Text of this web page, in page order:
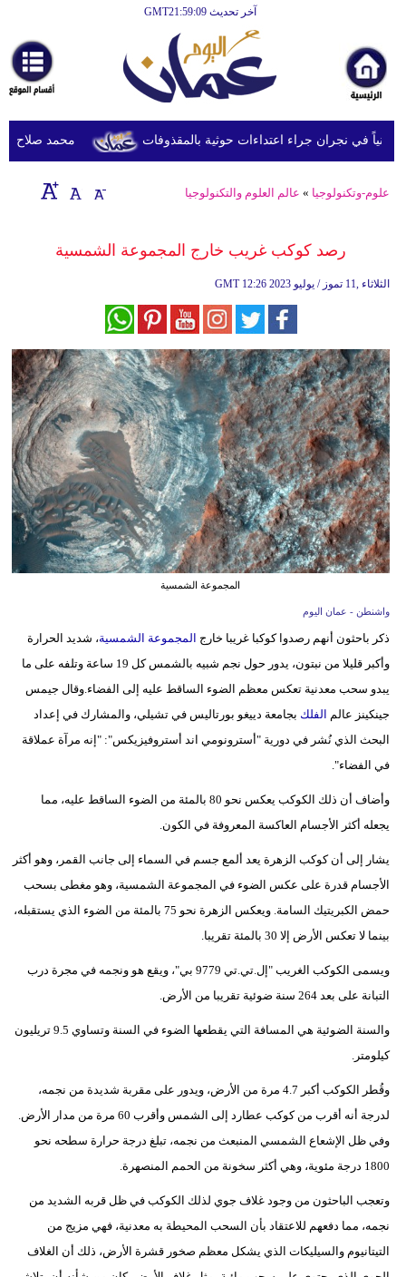
آخر تحديث GMT21:59:09
أخبارعاجلة
رياضة
ثقافة
إقتصاد
وموسيقى
وتغذية
سياحة
وسفر
ديكور
أخبار
إعلام
تعليم
علوم
وتكنولوجيا
بيئة
أبراج
سيارات
محمد صلاح يصل
علوم-وتكنولوجيا » عالم العلوم والتكنولوجيا
رصد كوكب غريب خارج المجموعة الشمسية
GMT 12:26 2023 الثلاثاء ,11 تموز / يوليو
المجموعة الشمسية
واشنطن - عمان اليوم
ذكر باحثون أنهم رصدوا كوكبا غريبا خارج المجموعة الشمسية، شديد الحرارة
وأكبر قليلا من نبتون، يدور حول نجم شبيه بالشمس كل 19 ساعة وتلفه على ما
يبدو سحب معدنية تعكس معظم الضوء الساقط عليه إلى الفضاء.وقال جيمس
جينكينز عالم الفلك بجامعة دييغو بورتاليس في تشيلي، والمشارك في إعداد
البحث الذي نُشر في دورية "أسترونومي اند أستروفيزيكس": "إنه مرآة عملاقة
في الفضاء".
وأضاف أن ذلك الكوكب يعكس نحو 80 بالمئة من الضوء الساقط عليه، مما
يجعله أكثر الأجسام العاكسة المعروفة في الكون.
يشار إلى أن كوكب الزهرة يعد ألمع جسم في السماء إلى جانب القمر، وهو أكثر
الأجسام قدرة على عكس الضوء في المجموعة الشمسية، وهو مغطى بسحب
حمض الكبريتيك السامة. ويعكس الزهرة نحو 75 بالمئة من الضوء الذي يستقبله،
بينما لا تعكس الأرض إلا 30 بالمئة تقريبا.
ويسمى الكوكب الغريب "إل.تي.تي 9779 بي"، ويقع هو ونجمه في مجرة درب
التبانة على بعد 264 سنة ضوئية تقريبا من الأرض.
والسنة الضوئية هي المسافة التي يقطعها الضوء في السنة وتساوي 9.5 تريليون
كيلومتر.
وقُطر الكوكب أكبر 4.7 مرة من الأرض، ويدور على مقربة شديدة من نجمه،
لدرجة أنه أقرب من كوكب عطارد إلى الشمس وأقرب 60 مرة من مدار الأرض.
وفي ظل الإشعاع الشمسي المنبعث من نجمه، تبلغ درجة حرارة سطحه نحو
1800 درجة مئوية، وهي أكثر سخونة من الحمم المنصهرة.
وتعجب الباحثون من وجود غلاف جوي لذلك الكوكب في ظل قربه الشديد من
نجمه، مما دفعهم للاعتقاد بأن السحب المحيطة به معدنية، فهي مزيج من
التيتانيوم والسيليكات الذي يشكل معظم صخور قشرة الأرض، ذلك أن الغلاف